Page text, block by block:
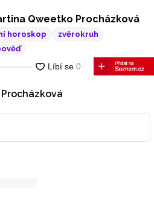
Qweetko Procházková
horoskop
zvěrokruh